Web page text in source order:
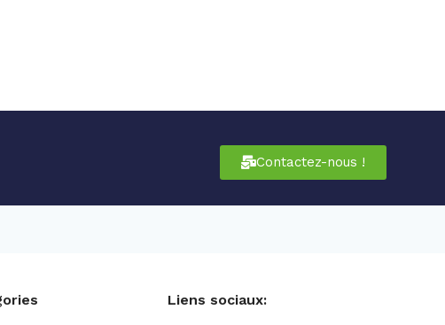
Contactez-nous !
Liens sociaux: